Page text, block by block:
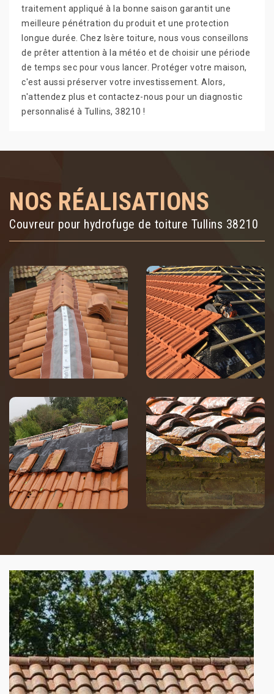
traitement appliqué à la bonne saison garantit une
meilleure pénétration du produit et une protection
longue durée. Chez Isère toiture, nous vous conseillons
de prêter attention à la météo et de choisir une période
de temps sec pour vous lancer. Protéger votre maison,
c'est aussi préserver votre investissement. Alors,
n'attendez plus et contactez-nous pour un diagnostic
personnalisé à Tullins, 38210 !
NOS RÉALISATIONS
Couvreur pour hydrofuge de toiture Tullins 38210